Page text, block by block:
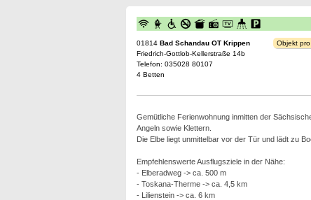
01814 Bad Schandau OT Krippen
Friedrich-Gottlob-Kellerstraße 14b
Telefon: 035028 80107
4 Betten
Objekt
Gemütliche Ferienwohnung inmitten der
Angeln sowie Klettern.
Die Elbe liegt unmittelbar vor der Tür und lädt zu
Empfehlenswerte Ausflugsziele in der Nähe:
- Elberadweg -> ca. 500 m
- Toskana-Therme -> ca. 4,5 km
- Lilienstein -> ca. 6 km